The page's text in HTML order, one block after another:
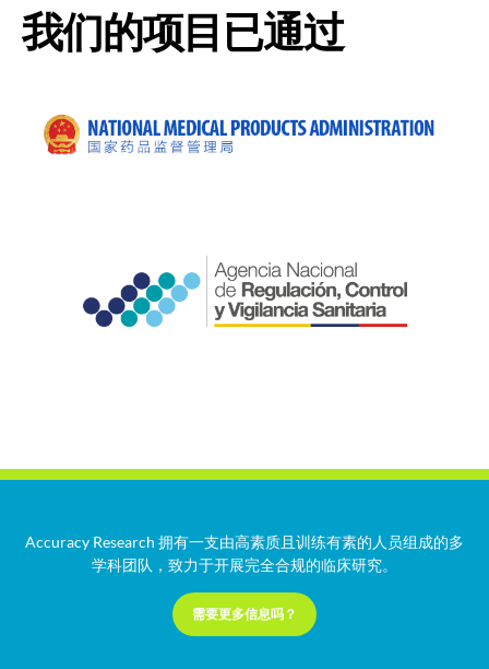
我们的项目已通过
Accuracy Research 拥有一支由高素质且训练有素的人员组成的多
学科团队，致力于开展完全合规的临床研究。
需要更多信息吗？